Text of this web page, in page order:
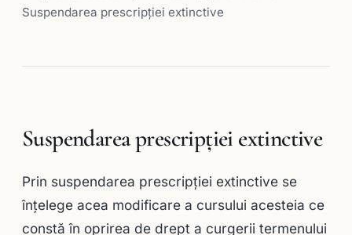
Suspendarea prescripţiei extinctive
Suspendarea prescripţiei extinctive
Prin suspendarea prescripţiei extinctive se
înţelege acea modificare a cursului acesteia ce
constă în oprirea de drept a curgerii termenului